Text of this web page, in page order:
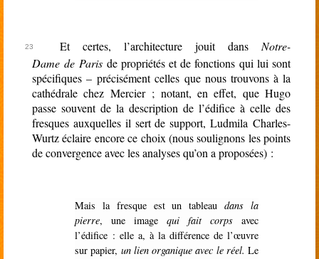
Et certes, l’architecture jouit dansNotre-
Dame de Paris de propriétés et de fonctions qui lui sont
spécifiques – précisément celles que nous trouvons à la
cathédrale chez Mercier ; notant, en effet, que Hugo
passe souvent de la description de l’édifice à celle des
fresques auxquelles il sert de support, Ludmila Charles-
Wurtz éclaire encore ce choix (nous soulignons les points
de convergence avec les analyses qu’on a proposées) :
Mais la fresque est un tableaudans la
pierre, une image qui fait corps avec
l’édifice : elle a, à la différence de l’œuvre
sur papier, un lien organique avec le réel. Le